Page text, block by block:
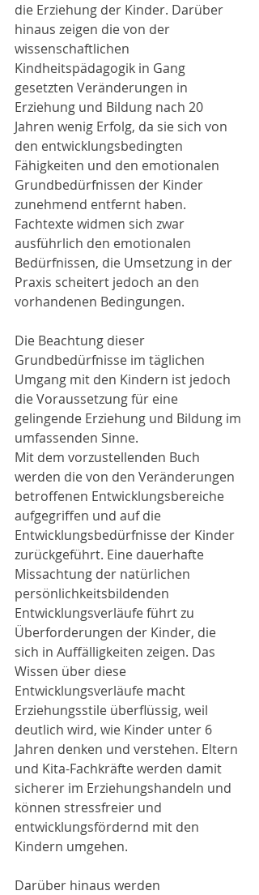
die Erziehung der Kinder. Darüber
hinaus zeigen die von der
wissenschaftlichen
Kindheitspädagogik in Gang
gesetzten Veränderungen in
Erziehung und Bildung nach 20
Jahren wenig Erfolg, da sie sich von
den entwicklungsbedingten
Fähigkeiten und den emotionalen
Grundbedürfnissen der Kinder
zunehmend entfernt haben.
Fachtexte widmen sich zwar
ausführlich den emotionalen
Bedürfnissen, die Umsetzung in der
Praxis scheitert jedoch an den
vorhandenen Bedingungen.
Die Beachtung dieser
Grundbedürfnisse im täglichen
Umgang mit den Kindern ist jedoch
die Voraussetzung für eine
gelingende Erziehung und Bildung im
umfassenden Sinne.
Mit dem vorzustellenden Buch
werden die von den Veränderungen
betroffenen Entwicklungsbereiche
aufgegriffen und auf die
Entwicklungsbedürfnisse der Kinder
zurückgeführt. Eine dauerhafte
Missachtung der natürlichen
persönlichkeitsbildenden
Entwicklungsverläufe führt zu
Überforderungen der Kinder, die
sich in Auffälligkeiten zeigen. Das
Wissen über diese
Entwicklungsverläufe macht
Erziehungsstile überflüssig, weil
deutlich wird, wie Kinder unter 6
Jahren denken und verstehen. Eltern
und Kita-Fachkräfte werden damit
sicherer im Erziehungshandeln und
können stressfreier und
entwicklungsfördernd mit den
Kindern umgehen.
Darüber hinaus werden